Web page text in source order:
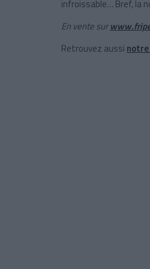
infroissable… Bref, la
En vente sur
Retrouvez aussi notre